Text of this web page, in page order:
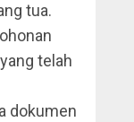
tua.
telah
dokumen